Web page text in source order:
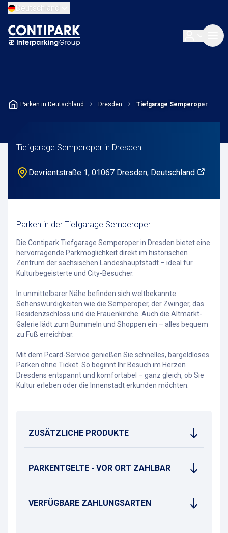
Deutschland
Parken in Deutschland Dresden Tiefgarage Semperoper
Tiefgarage Semperoper in Dresden
Devrientstraße 1, 01067 Dresden, Deutschland
Parken in der Tiefgarage Semperoper
Die Contipark Tiefgarage Semperoper in Dresden bietet eine
hervorragende Parkmöglichkeit direkt im historischen
Zentrum der sächsischen Landeshauptstadt – ideal für
Kulturbegeisterte und City-Besucher.
In unmittelbarer Nähe befinden sich weltbekannte
Sehenswürdigkeiten wie die Semperoper, der Zwinger, das
Residenzschloss und die Frauenkirche. Auch die Altmarkt-
Galerie lädt zum Bummeln und Shoppen ein – alles bequem
zu Fuß erreichbar.
Mit dem Pcard-Service genießen Sie schnelles, bargeldloses
Parken ohne Ticket. So beginnt Ihr Besuch im Herzen
Dresdens entspannt und komfortabel – ganz gleich, ob Sie
Kultur erleben oder die Innenstadt erkunden möchten.
ZUSÄTZLICHE PRODUKTE
PARKENTGELTE - VOR ORT ZAHLBAR
VERFÜGBARE ZAHLUNGSARTEN